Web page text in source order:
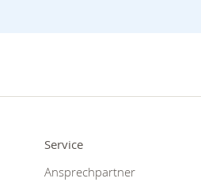
Service
Ansprechpartner